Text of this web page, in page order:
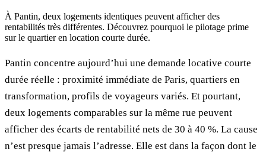
À Pantin, deux logements identiques peuvent afficher des
rentabilités très différentes. Découvrez pourquoi le pilotage prime
sur le quartier en location courte durée.
Pantin concentre aujourd’hui une demande locative courte
durée réelle : proximité immédiate de Paris, quartiers en
transformation, profils de voyageurs variés. Et pourtant,
deux logements comparables sur la même rue peuvent
afficher des écarts de rentabilité nets de 30 à 40 %. La cause
n’est presque jamais l’adresse. Elle est dans la façon dont le